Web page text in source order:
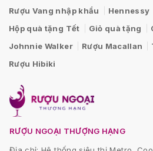
Rượu Vang nhập khẩu Hennessy
Hộp quà tặng Tết
Giỏ quà tặng
Johnnie Walker
Rượu Macallan
Rượu Hibiki
RƯỢU NGOẠI THƯỢNG HẠNG